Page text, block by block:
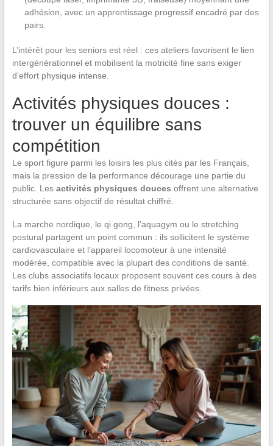
adhésion, avec un apprentissage progressif encadré par des
pairs.
L’intérêt pour les seniors est réel : ces ateliers favorisent le lien
intergénérationnel et mobilisent la motricité fine sans exiger
d’effort physique intense.
Activités physiques douces :
trouver un équilibre sans
compétition
Le sport figure parmi les loisirs les plus cités par les Français,
mais la pression de la performance décourage une partie du
public. Les activités physiques douces offrent une alternative
structurée sans objectif de résultat chiffré.
La marche nordique, le qi gong, l’aquagym ou le stretching
postural partagent un point commun : ils sollicitent le système
cardiovasculaire et l’appareil locomoteur à une intensité
modérée, compatible avec la plupart des conditions de santé.
Les clubs associatifs locaux proposent souvent ces cours à des
tarifs bien inférieurs aux salles de fitness privées.